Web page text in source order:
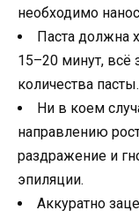
необходимо
Паста должна
15–20 минут, всё
количества пасты.
Ни в коем
направлению
раздражение и
эпиляции.
Аккуратно